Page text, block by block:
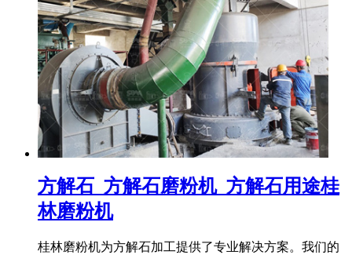
方解石_方解石磨粉机_方解石用途桂
林磨粉机
桂林磨粉机为方解石加工提供了专业解决方案。我们的